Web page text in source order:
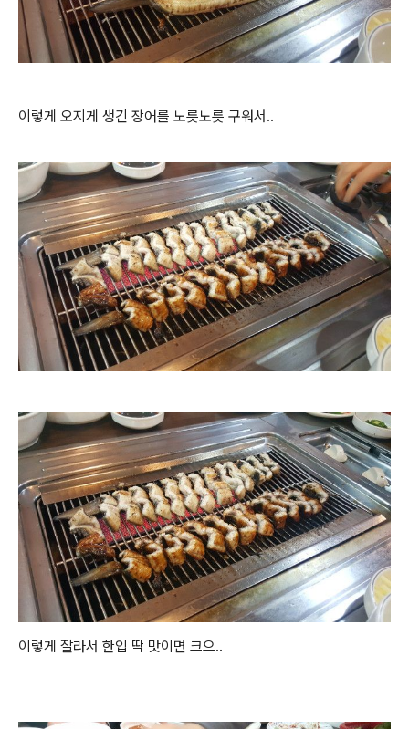
이렇게 오지게 생긴 장어를 노릇노릇 구워서..
이렇게 잘라서 한입 딱 맛이면 크으..